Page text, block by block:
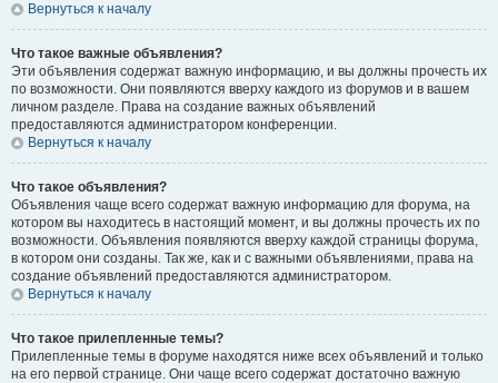
Вернуться к началу
Что такое важные объявления?
Эти объявления содержат важную информацию, и вы должны прочесть их
по возможности. Они появляются вверху каждого из форумов и в вашем
личном разделе. Права на создание важных объявлений
предоставляются администратором конференции.
Вернуться к началу
Что такое объявления?
Объявления чаще всего содержат важную информацию для форума, на
котором вы находитесь в настоящий момент, и вы должны прочесть их по
возможности. Объявления появляются вверху каждой страницы форума,
в котором они созданы. Так же, как и с важными объявлениями, права на
создание объявлений предоставляются администратором.
Вернуться к началу
Что такое прилепленные темы?
Прилепленные темы в форуме находятся ниже всех объявлений и только
на его первой странице. Они чаще всего содержат достаточно важную